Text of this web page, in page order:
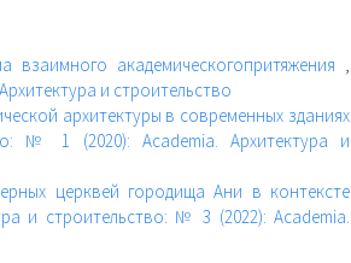
взаимного академическогопритяжения ,
и строительство
архитектуры в современных зданиях
№ 1 (2020): Academia. Архитектура и
церквей городища Ани в контексте
и строительство: № 3 (2022): Academia.